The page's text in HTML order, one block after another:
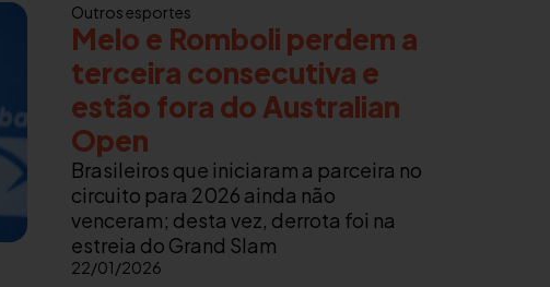
Outros esportes
Melo e Romboli perdem a
terceira consecutiva e
estão fora do Australian
Open
Brasileiros que iniciaram a parceira no
circuito para 2026 ainda não
venceram; desta vez, derrota foi na
estreia do Grand Slam
22/01/2026